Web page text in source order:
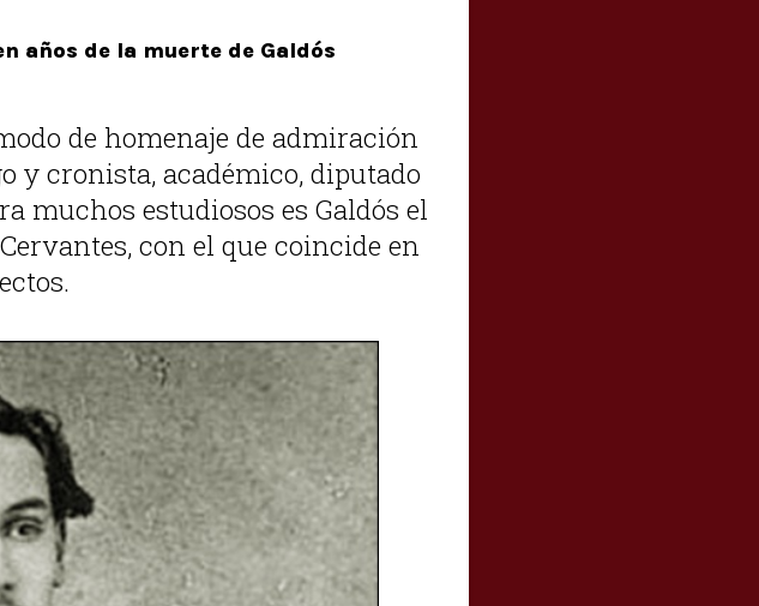
años de la muerte de Galdós
de homenaje de admiración
y cronista, académico, diputado
muchos estudiosos es Galdós el
con el que coincide en